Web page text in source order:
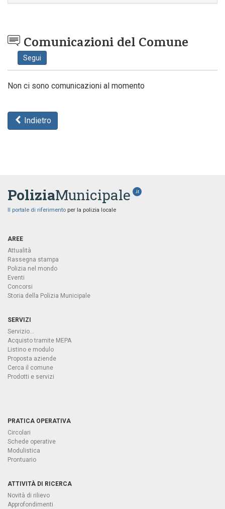
Comunicazioni del Comune
Segui
Non ci sono comunicazioni al momento
Indietro
PoliziaMunicipale .it
Il portale di riferimento per la polizia locale
AREE
Attualità
Rassegna stampa
Polizia nel mondo
Eventi
Concorsi
Storia della Polizia Municipale
SERVIZI
Servizio...
Acquisto tramite MEPA
Listino e modulo
Proposta aziende
Cerca il comune
Prodotti e servizi
PRATICA OPERATIVA
Circolari
Schede operative
Modulistica
Prontuario
ATTIVITÀ DI RICERCA
Novità di rilievo
Approfondimenti